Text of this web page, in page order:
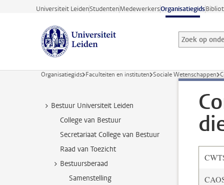
Ga direct naar de inhoud
Universiteit LeidenStudentenMedewerkersOrganisatiegids
Zoek op
Zoekterm
Organisatiegids Faculteiten en instituten Sociale Wetenschappen
Bestuur Universiteit Leiden
College van Bestuur
Secretariaat College van Bestuur
Raad van Toezicht
Bestuursberaad
Samenstelling